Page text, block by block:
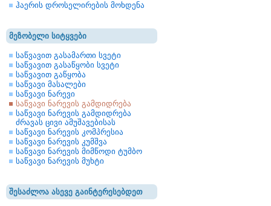
ჰაერის დროსელირების მოხდენა
მეზობელი სიტყვები
საწვავით გასამართი სვეტი
საწვავით გასაწყობი სვეტი
საწვავით გაწყობა
საწვავი მასალები
საწვავი ნარევი
საწვავი ნარევის გამდიდრება
საწვავი ნარევის გამდიდრება
ძრავას ცივი ამუშავებისას
საწვავი ნარევის კომპრესია
საწვავი ნარევის კუმშვა
საწვავი ნარევის მიმწოდი ტუმბო
საწვავი ნარევის მუხტი
შესაძლოა ასევე გაინტერესებდეთ